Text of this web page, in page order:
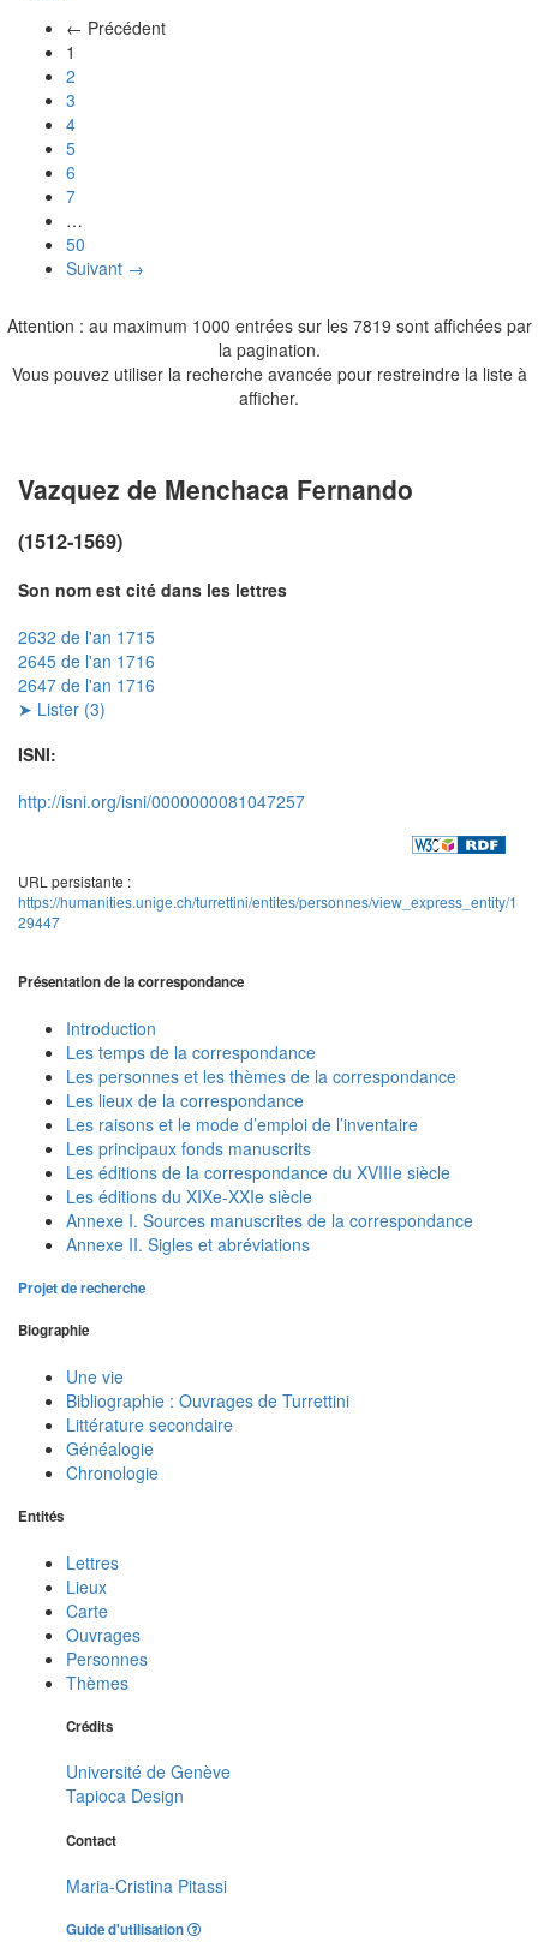
← Précédent
1
2
3
4
5
6
7
…
50
Suivant →
Attention : au maximum 1000 entrées sur les 7819 sont affichées par
la pagination.
Vous pouvez utiliser la recherche avancée pour restreindre la liste à
afficher.
Vazquez de Menchaca Fernando
(1512-1569)
Son nom est cité dans les lettres
2632 de l'an 1715
2645 de l'an 1716
2647 de l'an 1716
➤ Lister (3)
ISNI:
http://isni.org/isni/0000000081047257
URL persistante :
https://humanities.unige.ch/turrettini/entites/personnes/view_express_entity/1
29447
Présentation de la correspondance
Introduction
Les temps de la correspondance
Les personnes et les thèmes de la correspondance
Les lieux de la correspondance
Les raisons et le mode d’emploi de l’inventaire
Les principaux fonds manuscrits
Les éditions de la correspondance du XVIIIe siècle
Les éditions du XIXe-XXIe siècle
Annexe I. Sources manuscrites de la correspondance
Annexe II. Sigles et abréviations
Projet de recherche
Biographie
Une vie
Bibliographie : Ouvrages de Turrettini
Littérature secondaire
Généalogie
Chronologie
Entités
Lettres
Lieux
Carte
Ouvrages
Personnes
Thèmes
Crédits
Université de Genève
Tapioca Design
Contact
Maria-Cristina Pitassi
Guide d'utilisation